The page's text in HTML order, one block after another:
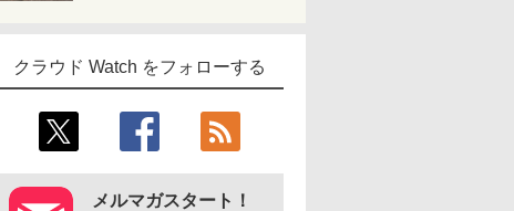
クラウド Watch をフォローする
メルマガスタート！